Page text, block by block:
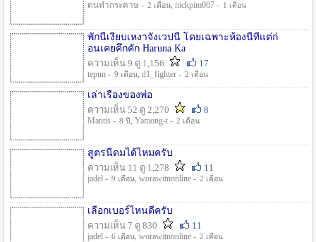
ตนทำกระดาษ - 2 เดือน, nickpim007 - 1 เดือน
พักนี้เงียบเหงาจังเวปนี้ โดยเฉพาะห้องนี้ที่แต่ก่
อนเคยคึกคัก Haruna Ka
ความเห็น 9 ดู 1,156
17
tepun - 9 เดือน, d1_fighter - 2 เดือน
เล่าเรื่องของพ่อ
ความเห็น 52 ดู 2,270
8
Mantis - 8 ปี , Yamong-t - 2 เดือน
สูตรนี้ดมได้ไหมครับ
ความเห็น 11 ดู 1,278
11
jadel - 9 เดือน, worawitnonline - 2 เดือน
เลือกเบอร์ไหนดีครับ
ความเห็น 7 ดู 830
11
jadel - 6 เดือน, worawitnonline - 2 เดือน